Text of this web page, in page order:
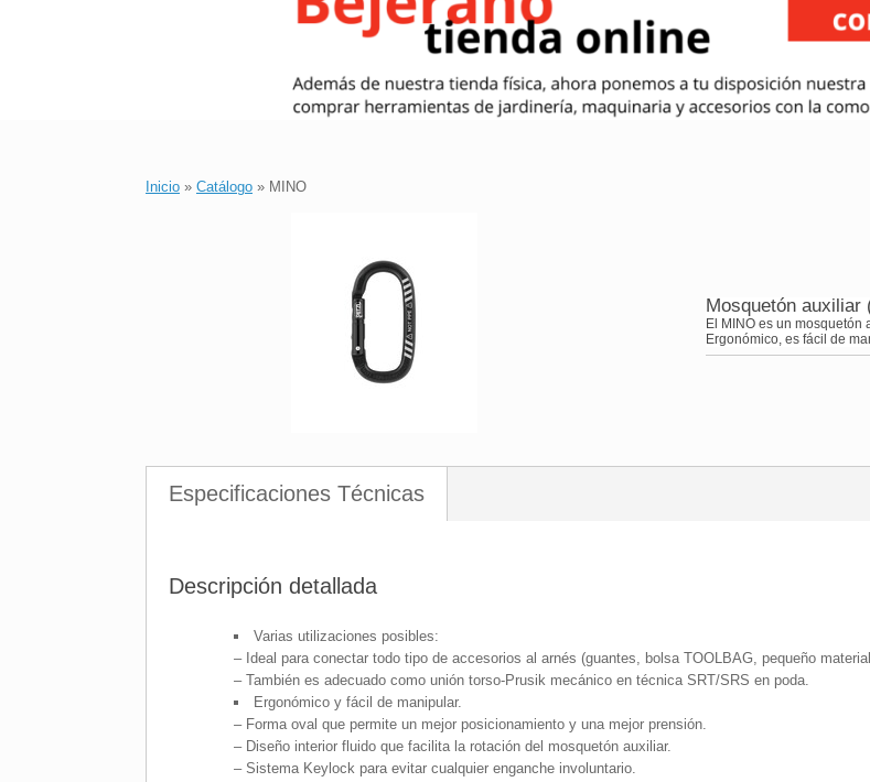
Inicio » Catálogo » MINO
Mosquetón auxiliar
El MINO es un
Ergonómico, es fácil de
Especificaciones Técnicas
Descripción detallada
Varias utilizaciones posibles:
– Ideal para conectar todo tipo de accesorios al arnés (guantes, bolsa TOOLBAG, pequeño
– También es adecuado como unión torso-Prusik mecánico en técnica SRT/SRS en poda.
Ergonómico y fácil de manipular.
– Forma oval que permite un mejor posicionamiento y una mejor prensión.
– Diseño interior fluido que facilita la rotación del mosquetón auxiliar.
– Sistema Keylock para evitar cualquier enganche involuntario.